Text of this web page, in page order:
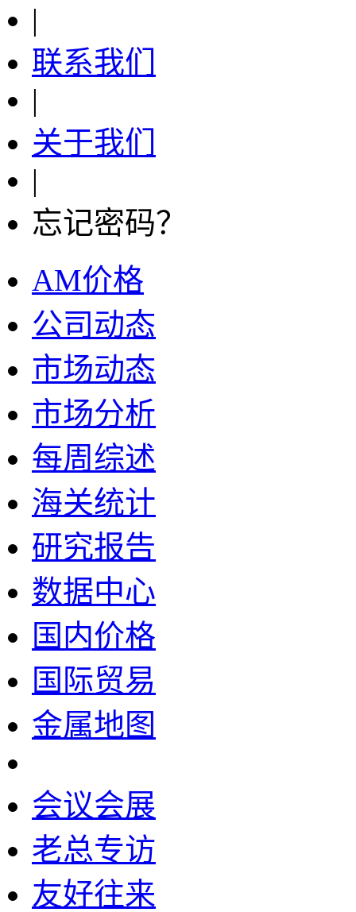
|
联系我们
|
关于我们
|
忘记密码？
AM价格
公司动态
市场动态
市场分析
每周综述
海关统计
研究报告
数据中心
国内价格
国际贸易
金属地图
会议会展
老总专访
友好往来